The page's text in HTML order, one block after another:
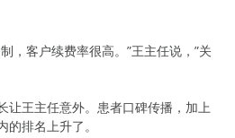
，客户续费率很高。”王主任说，”关
让王主任意外。患者口碑传播，加上
排名上升了。